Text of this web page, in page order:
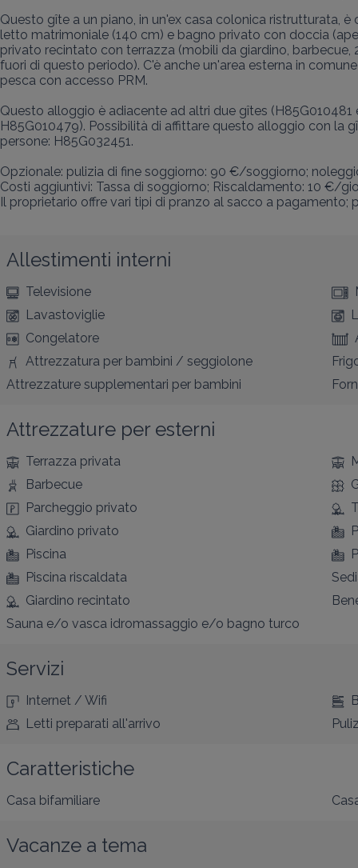
Questo gîte a un piano, in un'ex casa colonica
letto matrimoniale (140 cm) e bagno privato con doccia
privato recintato con terrazza (mobili da giardino,
fuori di questo periodo). C'è anche un'area esterna in
pesca con accesso PRM.
Questo alloggio è adiacente ad altri due gîtes
H85G010479). Possibilità di affittare questo alloggio con la
persone: H85G032451.
Opzionale: pulizia di fine soggiorno: 90 €/soggiorno;
Costi aggiuntivi: Tassa di soggiorno; Riscaldamento: 10 €/
Il proprietario offre vari tipi di pranzo al sacco a
Allestimenti interni
Televisione
Lavastoviglie
Congelatore
Attrezzatura per bambini / seggiolone
Attrezzature supplementari per bambini
Attrezzature per esterni
Terrazza privata
Barbecue
Parcheggio privato
Giardino privato
Piscina
Piscina riscaldata
Giardino recintato
Sauna e/o vasca idromassaggio e/o bagno turco
Servizi
Internet / Wifi
Letti preparati all'arrivo
Caratteristiche
Casa bifamiliare
Vacanze a tema